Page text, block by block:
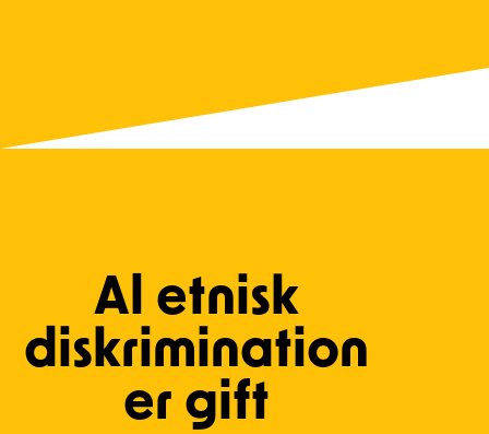
Al etnisk
diskrimination
er gift